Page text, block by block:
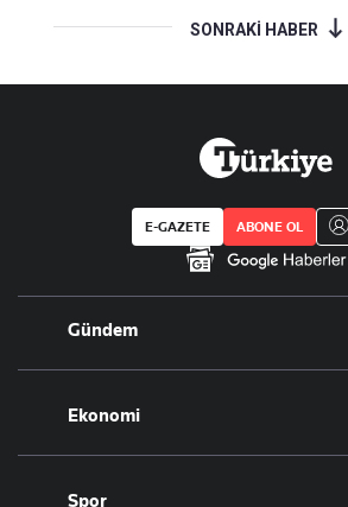
SONRAKİ HABER
E-GAZETE ABONE OL
Gündem
Politika
Eğitim
Ekonomi
Borsa
Spor